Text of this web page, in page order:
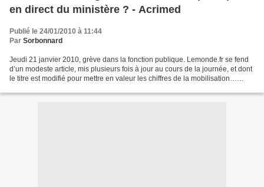
en direct du ministère ? - Acrimed
Publié le 24/01/2010 à 11:44
Par Sorbonnard
Jeudi 21 janvier 2010, grève dans la fonction publique. Lemonde.fr se fend
d’un modeste article, mis plusieurs fois à jour au cours de la journée, et dont
le titre est modifié pour mettre en valeur les chiffres de la mobilisation…